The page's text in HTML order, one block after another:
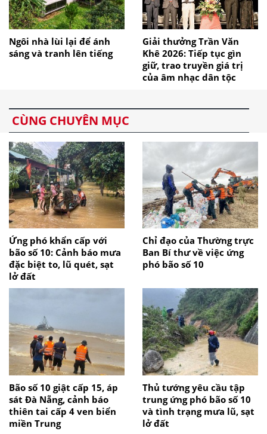
Ngôi nhà lùi lại để ánh
sáng và tranh lên tiếng
Giải thưởng Trần Văn
Khê 2026: Tiếp tục gìn
giữ, trao truyền giá trị
của âm nhạc dân tộc
CÙNG CHUYÊN MỤC
Ứng phó khẩn cấp với
bão số 10: Cảnh báo mưa
đặc biệt to, lũ quét, sạt
lở đất
Chỉ đạo của Thường trực
Ban Bí thư về việc ứng
phó bão số 10
Bão số 10 giật cấp 15, áp
sát Đà Nẵng, cảnh báo
thiên tai cấp 4 ven biển
miền Trung
Thủ tướng yêu cầu tập
trung ứng phó bão số 10
và tình trạng mưa lũ, sạt
lở đất